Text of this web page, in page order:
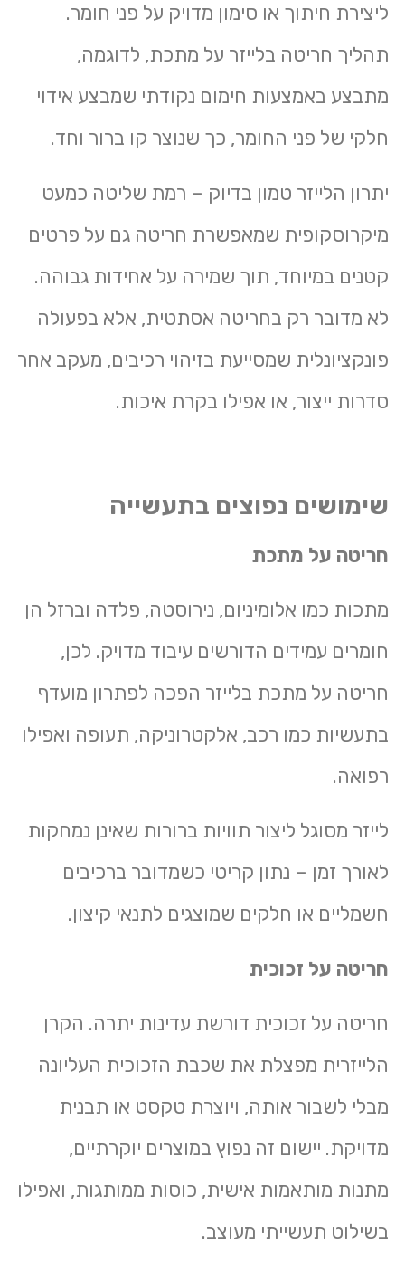
ליצירת חיתוך או סימון מדויק על פני חומר.
תהליךחריטה בלייזר על מתכת, לדוגמה,
מתבצע באמצעות חימום נקודתי שמבצע אידוי
חלקי של פני החומר, כך שנוצר קו ברור וחד.
יתרון הלייזר טמון בדיוק – רמת שליטה כמעט
מיקרוסקופית שמאפשרת חריטה גם על פרטים
קטנים במיוחד, תוך שמירה על אחידות גבוהה.
לא מדובר רק בחריטה אסתטית, אלא בפעולה
פונקציונלית שמסייעת בזיהוי רכיבים, מעקב אחר
סדרות ייצור, או אפילו בקרת איכות.
שימושים נפוצים בתעשייה
חריטה על מתכת
מתכות כמו אלומיניום, נירוסטה, פלדה וברזל הן
חומרים עמידים הדורשים עיבוד מדויק. לכן,
חריטה על מתכתבלייזר הפכה לפתרון מועדף
בתעשיות כמו רכב, אלקטרוניקה, תעופה ואפילו
רפואה.
לייזר מסוגל ליצור תוויות ברורות שאינן נמחקות
לאורך זמן – נתון קריטי כשמדובר ברכיבים
חשמליים או חלקים שמוצגים לתנאי קיצון.
חריטה על זכוכית
חריטה על זכוכיתדורשת עדינות יתרה. הקרן
הלייזרית מפצלת את שכבת הזכוכית העליונה
מבלי לשבור אותה, ויוצרת טקסט או תבנית
מדויקת. יישום זה נפוץ במוצרים יוקרתיים,
מתנות מותאמות אישית, כוסות ממותגות, ואפילו
בשילוט תעשייתי מעוצב.